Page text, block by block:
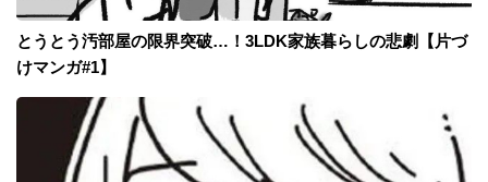
とうとう汚部屋の限界突破…！3LDK家族暮らしの悲劇【片づ
けマンガ#1】